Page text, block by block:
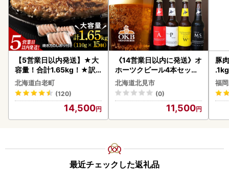
【5営業日以内発送】★大
容量！合計1.65kg！★訳
あり・牛の里ビーフハンバ
ーグ(110ｇ5枚入）×3 AG
058
北海道白老町
(120)
14,500
《14営業日以内に発送》オ
ホーツクビール4本セット
( 飲料 飲み物 お酒 ビール
クラフトビール 瓶ビール
贈答 ギフト 贈り物 お中元
御中元 お歳暮 御歳暮 お祝
い プレゼント モルトビー
北海道北見市
(0)
11,500
豚
福
最近チェックした返礼品